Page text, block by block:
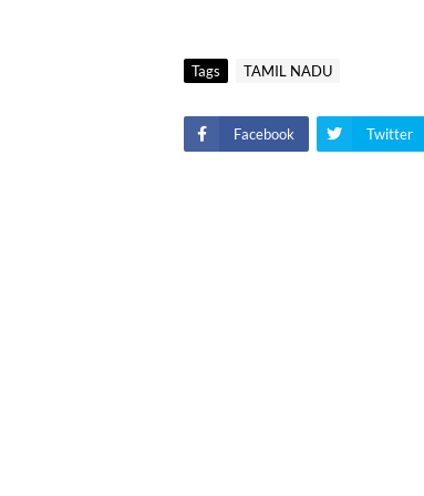
Tags TAMIL NADU
Facebook Twitter